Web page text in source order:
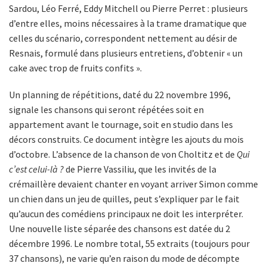
Sardou, Léo Ferré, Eddy Mitchell ou Pierre Perret : plusieurs
d’entre elles, moins nécessaires à la trame dramatique que
celles du scénario, correspondent nettement au désir de
Resnais, formulé dans plusieurs entretiens, d’obtenir « un
cake avec trop de fruits confits ».
Un planning de répétitions, daté du 22 novembre 1996,
signale les chansons qui seront répétées soit en
appartement avant le tournage, soit en studio dans les
décors construits. Ce document intègre les ajouts du mois
d’octobre. L’absence de la chanson de von Choltitz et de Qui
c’est celui-là ?de Pierre Vassiliu, que les invités de la
crémaillère devaient chanter en voyant arriver Simon comme
un chien dans un jeu de quilles, peut s’expliquer par le fait
qu’aucun des comédiens principaux ne doit les interpréter.
Une nouvelle liste séparée des chansons est datée du 2
décembre 1996. Le nombre total, 55 extraits (toujours pour
37 chansons), ne varie qu’en raison du mode de décompte